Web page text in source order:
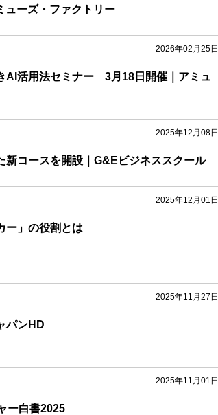
ューズ・ファクトリー
2026年02月25日
AI活用法セミナー 3月18日開催｜アミュ
2025年12月08日
新コースを開設｜G&Eビジネススクール
2025年12月01日
ー」の役割とは
2025年11月27日
パンHD
2025年11月01日
ー白書2025